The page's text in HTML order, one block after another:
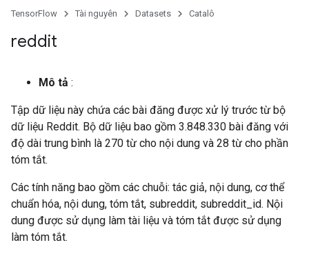
TensorFlow Tài nguyên Datasets Catalô
reddit
Mô tả :
Tập dữ liệu này chứa các bài đăng được xử lý trước từ bộ
dữ liệu Reddit. Bộ dữ liệu bao gồm 3.848.330 bài đăng với
độ dài trung bình là 270 từ cho nội dung và 28 từ cho phần
tóm tắt.
Các tính năng bao gồm các chuỗi: tác giả, nội dung, cơ thể
chuẩn hóa, nội dung, tóm tắt, subreddit, subreddit_id. Nội
dung được sử dụng làm tài liệu và tóm tắt được sử dụng
làm tóm tắt.